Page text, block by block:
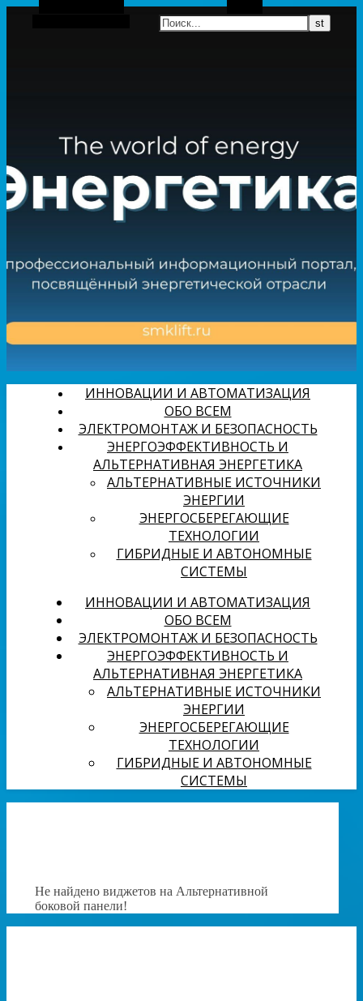
Боковая панель
ИННОВАЦИИ И АВТОМАТИЗАЦИЯ
ОБО ВСЕМ
ЭЛЕКТРОМОНТАЖ И БЕЗОПАСНОСТЬ
ЭНЕРГОЭФФЕКТИВНОСТЬ И
АЛЬТЕРНАТИВНАЯ ЭНЕРГЕТИКА
АЛЬТЕРНАТИВНЫЕ ИСТОЧНИКИ
ЭНЕРГИИ
ЭНЕРГОСБЕРЕГАЮЩИЕ
ТЕХНОЛОГИИ
ГИБРИДНЫЕ И АВТОНОМНЫЕ
СИСТЕМЫ
ИННОВАЦИИ И АВТОМАТИЗАЦИЯ
ОБО ВСЕМ
ЭЛЕКТРОМОНТАЖ И БЕЗОПАСНОСТЬ
ЭНЕРГОЭФФЕКТИВНОСТЬ И
АЛЬТЕРНАТИВНАЯ ЭНЕРГЕТИКА
АЛЬТЕРНАТИВНЫЕ ИСТОЧНИКИ
ЭНЕРГИИ
ЭНЕРГОСБЕРЕГАЮЩИЕ
ТЕХНОЛОГИИ
ГИБРИДНЫЕ И АВТОНОМНЫЕ
СИСТЕМЫ
Не найдено виджетов на Альтернативной
боковой панели!